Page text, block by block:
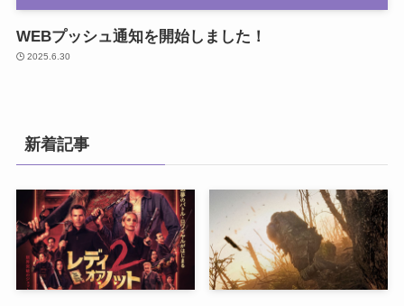
WEBプッシュ通知を開始しました！
2025.6.30
新着記事